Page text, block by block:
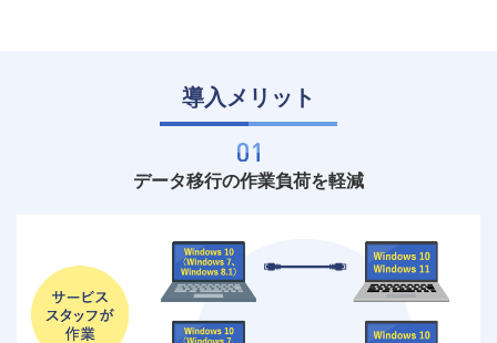
導入メリット
データ移行の作業負荷を軽減